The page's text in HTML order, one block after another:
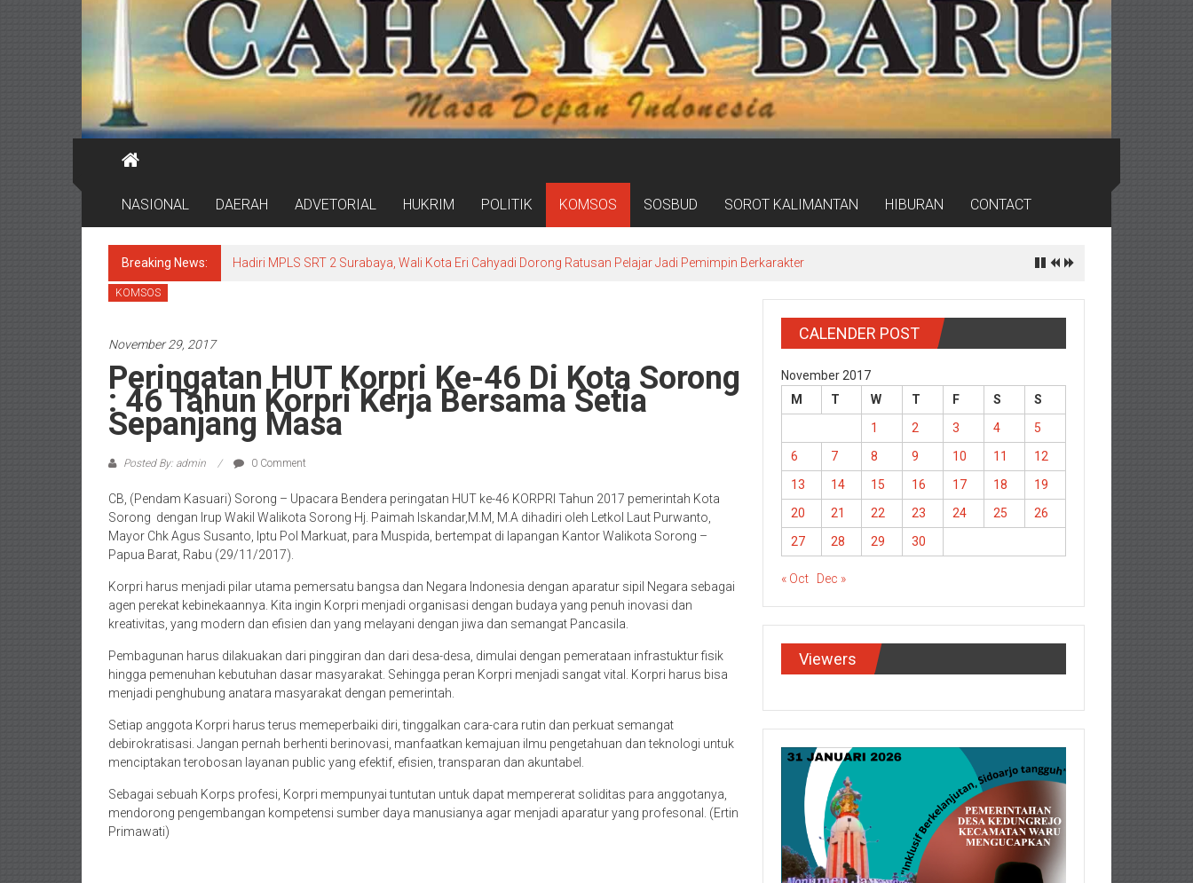
NASIONAL DAERAH ADVETORIAL HUKRIM POLITIK KOMSOS SOSBUD SOROT KALIMANTAN HIBURAN CONTACT
Breaking News: Hadiri MPLS SRT 2 Surabaya, Wali Kota Eri Cahyadi Dorong Ratusan Pelajar Jadi Pemimpin Berkarakter
KOMSOS
November 29, 2017
Peringatan HUT Korpri Ke-46 Di Kota Sorong
: 46 Tahun Korpri Kerja Bersama Setia
Sepanjang Masa
Posted By: admin 0 Comment
CB, (Pendam Kasuari) Sorong – Upacara Bendera peringatan HUT ke-46 KORPRI Tahun 2017 pemerintah Kota
Sorong dengan Irup Wakil Walikota Sorong Hj. Paimah Iskandar,M.M, M.A dihadiri oleh Letkol Laut Purwanto,
Mayor Chk Agus Susanto, Iptu Pol Markuat, para Muspida, bertempat di lapangan Kantor Walikota Sorong –
Papua Barat, Rabu (29/11/2017).
Korpri harus menjadi pilar utama pemersatu bangsa dan Negara Indonesia dengan aparatur sipil Negara sebagai
agen perekat kebinekaannya. Kita ingin Korpri menjadi organisasi dengan budaya yang penuh inovasi dan
kreativitas, yang modern dan efisien dan yang melayani dengan jiwa dan semangat Pancasila.
Pembagunan harus dilakuakan dari pinggiran dan dari desa-desa, dimulai dengan pemerataan infrastuktur fisik
hingga pemenuhan kebutuhan dasar masyarakat. Sehingga peran Korpri menjadi sangat vital. Korpri harus bisa
menjadi penghubung anatara masyarakat dengan pemerintah.
Setiap anggota Korpri harus terus memeperbaiki diri, tinggalkan cara-cara rutin dan perkuat semangat
debirokratisasi. Jangan pernah berhenti berinovasi, manfaatkan kemajuan ilmu pengetahuan dan teknologi untuk
menciptakan terobosan layanan public yang efektif, efisien, transparan dan akuntabel.
Sebagai sebuah Korps profesi, Korpri mempunyai tuntutan untuk dapat mempererat soliditas para anggotanya,
mendorong pengembangan kompetensi sumber daya manusianya agar menjadi aparatur yang profesonal. (Ertin
Primawati)
CALENDER POST
November 2017
M
T W T F S
S
1
2 3 4
5
6
7 8 9 10 11
12
13
14 15 16 17 18
19
20
21 22 23 24 25
26
27
28 29 30
« Oct Dec »
Viewers